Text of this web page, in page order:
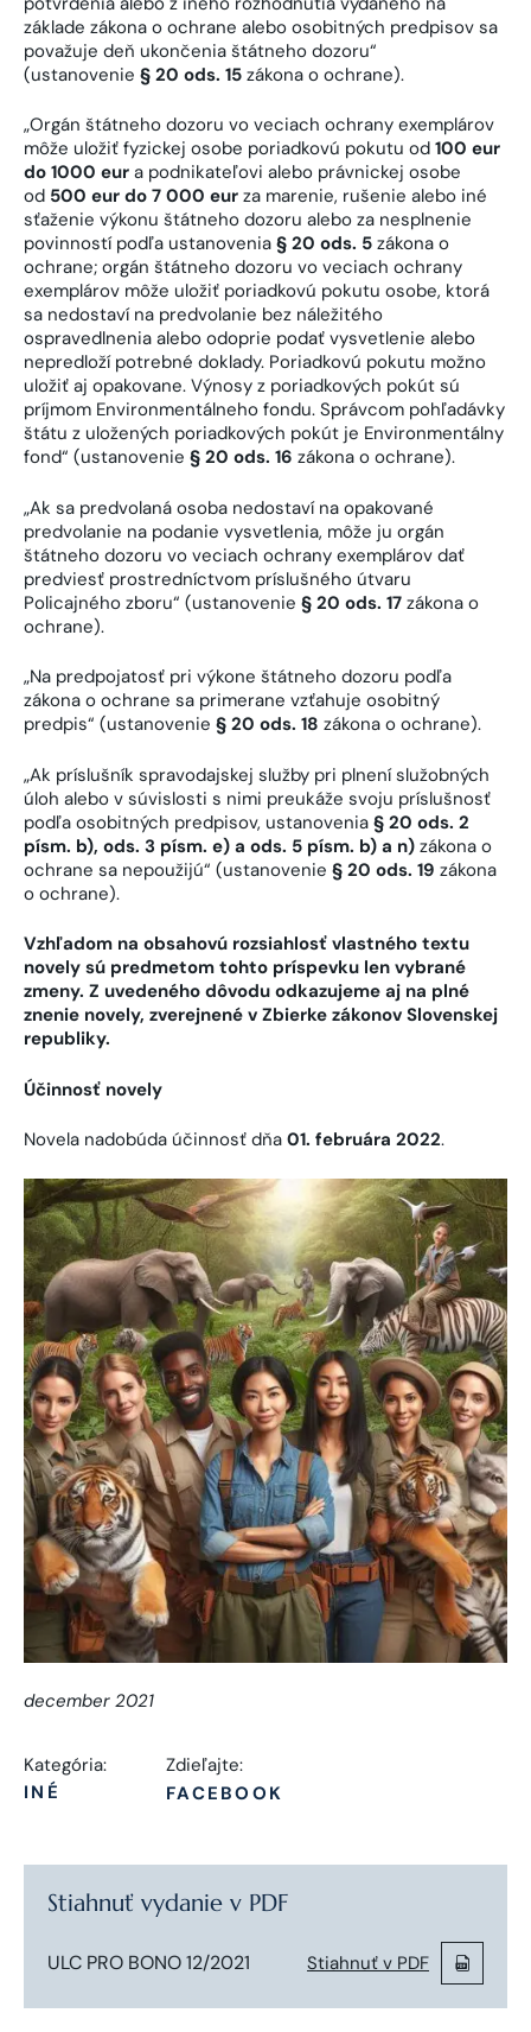
základe zákona o ochrane alebo osobitných predpisov sa
považuje deň ukončenia štátneho dozoru“
(ustanovenie § 20 ods. 15 zákona o ochrane).
„Orgán štátneho dozoru vo veciach ochrany exemplárov
môže uložiť fyzickej osobe poriadkovú pokutu od 100 eur
do 1000 eur a podnikateľovi alebo právnickej osobe
od 500 eur do 7 000 eur za marenie, rušenie alebo iné
sťaženie výkonu štátneho dozoru alebo za nesplnenie
povinností podľa ustanovenia § 20 ods. 5 zákona o
ochrane; orgán štátneho dozoru vo veciach ochrany
exemplárov môže uložiť poriadkovú pokutu osobe, ktorá
sa nedostaví na predvolanie bez náležitého
ospravedlnenia alebo odoprie podať vysvetlenie alebo
nepredloží potrebné doklady. Poriadkovú pokutu možno
uložiť aj opakovane. Výnosy z poriadkových pokút sú
príjmom Environmentálneho fondu. Správcom pohľadávky
štátu z uložených poriadkových pokút je Environmentálny
fond“ (ustanovenie § 20 ods. 16 zákona o ochrane).
„Ak sa predvolaná osoba nedostaví na opakované
predvolanie na podanie vysvetlenia, môže ju orgán
štátneho dozoru vo veciach ochrany exemplárov dať
predviesť prostredníctvom príslušného útvaru
Policajného zboru“ (ustanovenie § 20 ods. 17 zákona o
ochrane).
„Na predpojatosť pri výkone štátneho dozoru podľa
zákona o ochrane sa primerane vzťahuje osobitný
predpis“ (ustanovenie § 20 ods. 18 zákona o ochrane).
„Ak príslušník spravodajskej služby pri plnení služobných
úloh alebo v súvislosti s nimi preukáže svoju príslušnosť
podľa osobitných predpisov, ustanovenia § 20 ods. 2
písm. b), ods. 3 písm. e) a ods. 5 písm. b) a n) zákona o
ochrane sa nepoužijú“ (ustanovenie § 20 ods. 19 zákona
o ochrane).
Vzhľadom na obsahovú rozsiahlosť vlastného textu
novely sú predmetom tohto príspevku len vybrané
zmeny. Z uvedeného dôvodu odkazujeme aj na plné
znenie novely, zverejnené v Zbierke zákonov Slovenskej
republiky.
Účinnosť novely
Novela nadobúda účinnosť dňa 01. februára 2022.
december 2021
Kategória:
INÉ
Zdieľajte:
FACEBOOK
Stiahnuť vydanie v PDF
ULC PRO BONO 12/2021 Stiahnuť v PDF